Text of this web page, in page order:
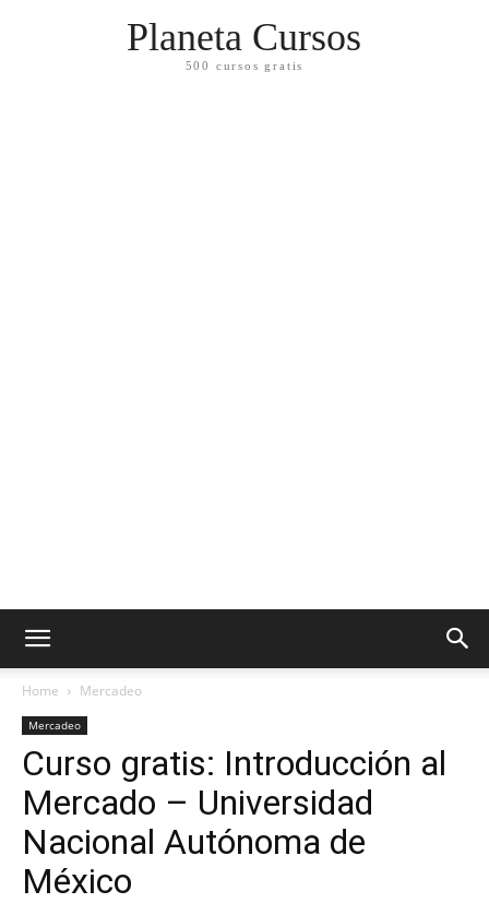
Planeta Cursos
500 cursos gratis
Home Mercadeo
Mercadeo
Curso gratis: Introducción al
Mercado – Universidad
Nacional Autónoma de
México